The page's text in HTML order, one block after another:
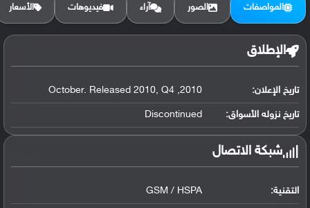
المواصفات الصور آراء فيديوهات الأسعار
الإطلاق
تاريخ الإعلان: 2010, October. Released 2010, Q4
تاريخ نزوله الأسواق: Discontinued
شبكة الاتصال
التقنية: GSM / HSPA